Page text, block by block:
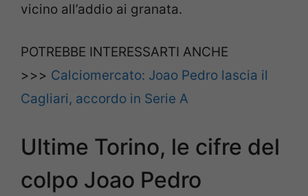
vicino all’addio ai granata.
POTREBBE INTERESSARTI ANCHE
>>> Calciomercato: Joao Pedro lascia il
Cagliari, accordo in Serie A
Ultime Torino, le cifre del
colpo Joao Pedro